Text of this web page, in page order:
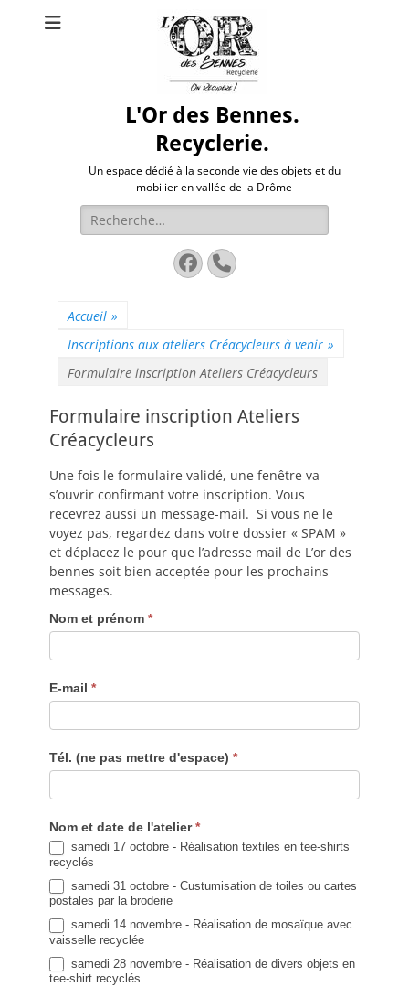
L'Or des Bennes.
Recyclerie.
Un espace dédié à la seconde vie des objets et du
mobilier en vallée de la Drôme
Rechercher :
Facebook
Tél
Accueil »
Inscriptions aux ateliers Créacycleurs à venir »
Formulaire inscription Ateliers Créacycleurs
Formulaire inscription Ateliers
Créacycleurs
Une fois le formulaire validé, une fenêtre va
s’ouvrir confirmant votre inscription. Vous
recevrez aussi un message-mail. Si vous ne le
voyez pas, regardez dans votre dossier « SPAM »
et déplacez le pour que l’adresse mail de L’or des
bennes soit bien acceptée pour les prochains
messages.
Inscription
Creacycleurs
Nom et prénom *
E-mail *
Tél. (ne pas mettre d'espace) *
Nom et date de l'atelier*
samedi 17 octobre - Réalisation textiles en tee-shirts
recyclés
samedi 31 octobre - Custumisation de toiles ou cartes
postales par la broderie
samedi 14 novembre - Réalisation de mosaïque avec
vaisselle recyclée
samedi 28 novembre - Réalisation de divers objets en
tee-shirt recyclés